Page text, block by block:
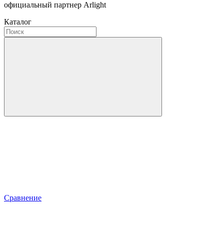
официальный партнер Arlight
Каталог
Сравнение